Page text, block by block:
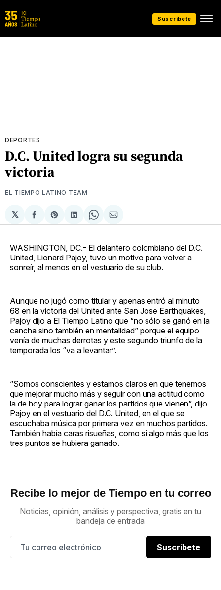
Suscríbete
DEPORTES
D.C. United logra su segunda
victoria
EL TIEMPO LATINO TEAM
𝕏
Compartir
en
Share
on
Compartir
en
Share
on
Compartir
via
WASHINGTON, DC.- El delantero colombiano del D.C.
United, Lionard Pajoy, tuvo un motivo para volver a
sonreír, al menos en el vestuario de su club.
Aunque no jugó como titular y apenas entró al minuto
68 en la victoria del United ante San Jose Earthquakes,
Pajoy dijo a El Tiempo Latino que “no sólo se ganó en la
cancha sino también en mentalidad” porque el equipo
venía de muchas derrotas y este segundo triunfo de la
temporada los “va a levantar”.
“Somos conscientes y estamos claros en que tenemos
que mejorar mucho más y seguir con una actitud como
la de hoy para lograr ganar los partidos que vienen”, dijo
Pajoy en el vestuario del D.C. United, en el que se
escuchaba música por primera vez en muchos partidos.
También había caras risueñas, como si algo más que los
tres puntos se hubiera ganado.
Recibe lo mejor de Tiempo en tu correo
Noticias, opinión, análisis y perspectiva, gratis en tu
bandeja de entrada
Suscríbete